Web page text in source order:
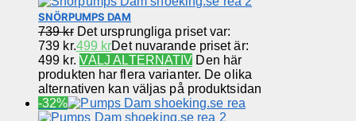
SNÖRPUMPS DAM
739kr Det ursprungliga priset var:
739 kr.499 krDet nuvarande priset är:
499 kr. VÄLJ ALTERNATIV Den här
produkten har flera varianter. De olika
alternativen kan väljas på produktsidan
-32%